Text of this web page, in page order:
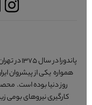
پاندورا در
همواره یکی از پیشروان
روز دنیا بوده است.
کارگیری نیروهای بومی